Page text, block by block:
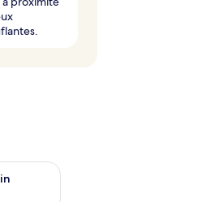
week-end prochain août 14 -